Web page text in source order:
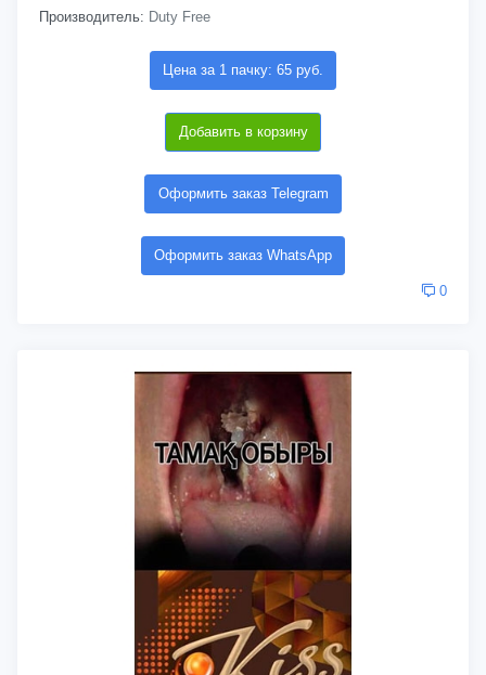
Производитель: Duty Free
Цена за 1 пачку: 65 руб.
Добавить в корзину
Оформить заказ Telegram
Оформить заказ WhatsApp
0